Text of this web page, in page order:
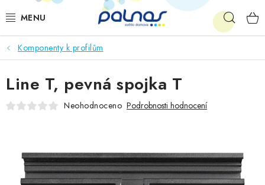
na
OSVĚTLENÍ INTERIÉRU
LED
VENKOVNÍ OSVĚTLENÍ
SHOWROOM
Komponenty k profilům
Line T, pevná spojka T
Neohodnoceno Podrobnosti hodnocení